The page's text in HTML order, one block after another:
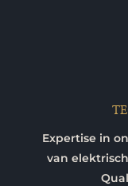
Expertise in
van